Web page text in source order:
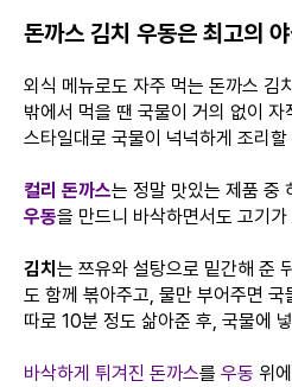
돈까스 김치 우동은 최고의
외식 메뉴로도 자주 먹는 돈까스 김
밖에서 먹을 땐 국물이 거의 없이
스타일대로 국물이 넉넉하게 조리
컬리 돈까스는 정말 맛있는 제품 중
우동을 만드니 바삭하면서도 고기
김치 는 쯔유와 설탕으로 밑간해 준
도 함께 볶아주고, 물만 부어주면 국
따로 10분 정도 삶아준 후, 국물에
바삭하게 튀겨진 돈까스를 우동 위